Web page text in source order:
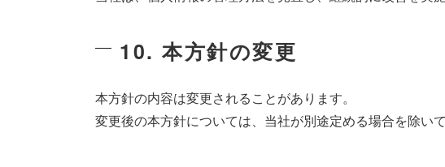
10. 本方針の変更
本方針の内容は変更されることがあります。
変更後の本方針については、当社が別途定める場合を除い